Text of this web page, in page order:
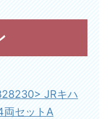
JRキハ
両セットA